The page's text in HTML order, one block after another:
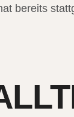
bereits